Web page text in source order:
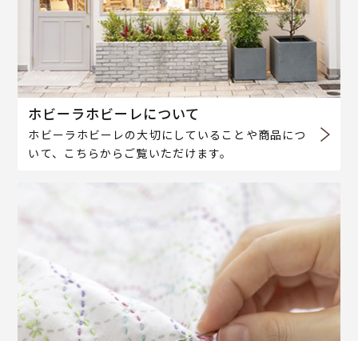
ホビーラホビーレについて
ホビーラホビーレの大切にしていることや商品につ
いて、こちらからご覧いただけます。